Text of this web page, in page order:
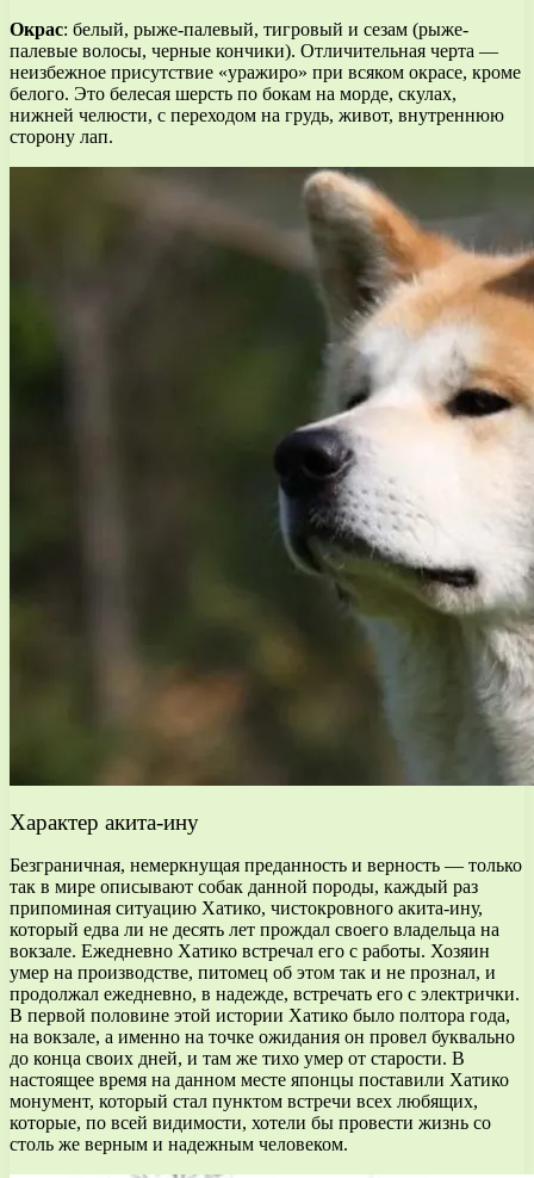
Окрас: белый, рыже-палевый, тигровый и сезам (рыже-
палевые волосы, черные кончики). Отличительная черта —
неизбежное присутствие «уражиро» при всяком окрасе, кроме
белого. Это белесая шерсть по бокам на морде, скулах,
нижней челюсти, с переходом на грудь, живот, внутреннюю
сторону лап.
Характер акита-ину
Безграничная, немеркнущая преданность и верность — только
так в мире описывают собак данной породы, каждый раз
припоминая ситуацию Хатико, чистокровного акита-ину,
который едва ли не десять лет прождал своего владельца на
вокзале. Ежедневно Хатико встречал его с работы. Хозяин
умер на производстве, питомец об этом так и не прознал, и
продолжал ежедневно, в надежде, встречать его с электрички.
В первой половине этой истории Хатико было полтора года,
на вокзале, а именно на точке ожидания он провел буквально
до конца своих дней, и там же тихо умер от старости. В
настоящее время на данном месте японцы поставили Хатико
монумент, который стал пунктом встречи всех любящих,
которые, по всей видимости, хотели бы провести жизнь со
столь же верным и надежным человеком.